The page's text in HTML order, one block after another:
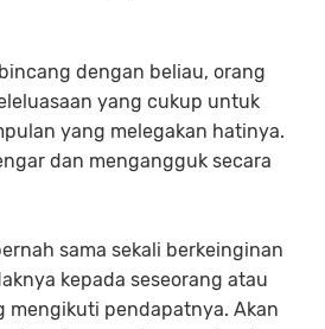
dengan beliau, orang
yang cukup untuk
yang melegakan hatinya.
dan mengangguk secara
sama sekali berkeinginan
kepada seseorang atau
mengikuti pendapatnya. Akan